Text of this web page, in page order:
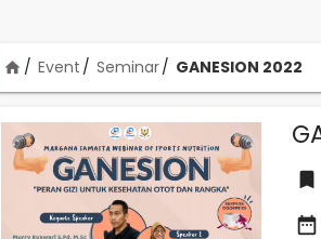
home Event Seminar GANESION 2022

date_range